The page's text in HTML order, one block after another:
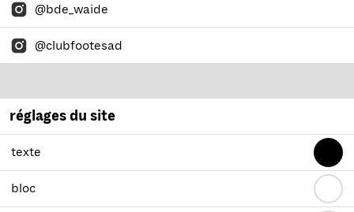
@bde_waide
@clubfootesad
réglages du site
texte
bloc